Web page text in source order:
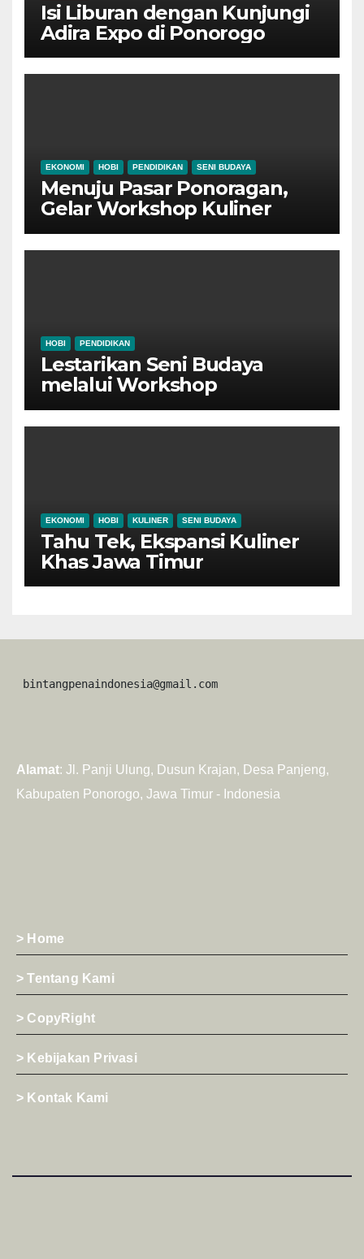
Isi Liburan dengan Kunjungi
Adira Expo di Ponorogo
EKONOMI HOBI PENDIDIKAN SENI BUDAYA
Menuju Pasar Ponoragan,
Gelar Workshop Kuliner
Tradisional Ponorogo
HOBI PENDIDIKAN
Lestarikan Seni Budaya
melalui Workshop
Pertunjukan Tari Tradisional
Ponorogo
EKONOMI HOBI KULINER SENI BUDAYA
Tahu Tek, Ekspansi Kuliner
Khas Jawa Timur
bintangpenaindonesia@gmail.com
Alamat: Jl. Panji Ulung, Dusun Krajan, Desa Panjeng,
Kabupaten Ponorogo, Jawa Timur - Indonesia
> Home
> Tentang Kami
> CopyRight
> Kebijakan Privasi
> Kontak Kami